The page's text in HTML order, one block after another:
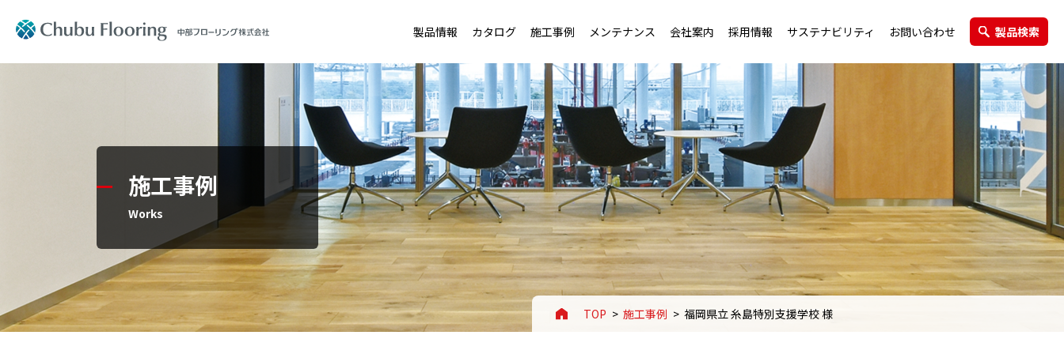
製品情報
製品情報トップ
文教施設用フローリング
住宅用フローリング
老健施設・幼稚園用フローリング
店舗・ホテル用フローリング
スポーツ施設用フローリング
エクステリア製品
カタログ 施工事例 メンテナンス 会社案内
会社案内トップ
社長メッセージ
コーポレートアイデンティティ
会社概要・沿革
事業案内
拠点一覧
グループ会社
採用情報 サステナビリティ お問い合わせ 製品検索
施工事例
Works
TOP 施工事例 福岡県立 糸島特別支援学校 様